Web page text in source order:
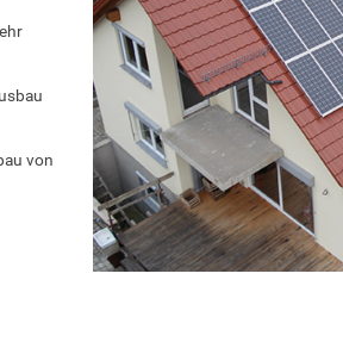
von